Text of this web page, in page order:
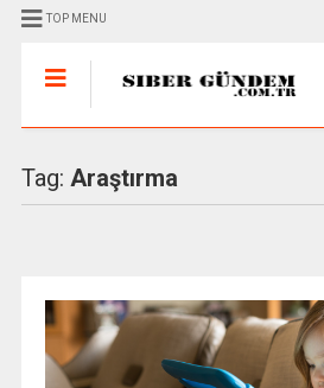
TOP MENU
Tag: Araştırma